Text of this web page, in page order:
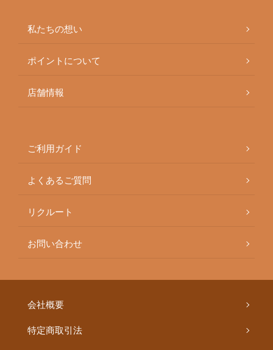
私たちの想い
ポイントについて
店舗情報
ご利用ガイド
よくあるご質問
リクルート
お問い合わせ
会社概要
特定商取引法